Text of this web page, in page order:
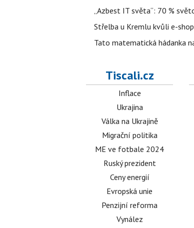
„Azbest IT světa“: 70 %
Střelba u Kremlu kvůli e-
Tato matematická hádanka
Tiscali.cz
Inflace
Ukrajina
Válka na Ukrajině
Migrační politika
ME ve fotbale 2024
Ruský prezident
Ceny energií
Evropská unie
Penzijní reforma
Vynález